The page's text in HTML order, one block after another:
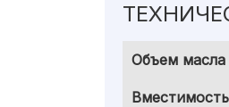
Объем масла